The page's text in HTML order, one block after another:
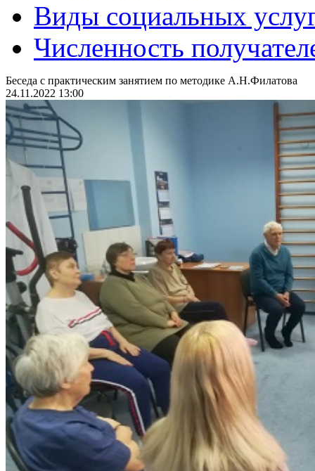
Виды социальных
Численность
Беседа с практическим занятием по методике А.Н.Филатова
24.11.2022 13:00